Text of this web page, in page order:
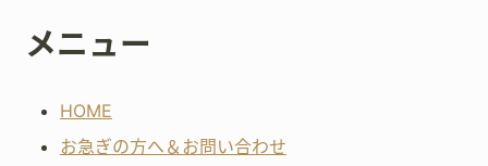
メニュー
HOME
お急ぎの方へ＆お問い合わせ